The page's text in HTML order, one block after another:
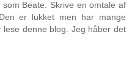
Beate. Skrive en omtale af
er lukket men har mange
denne blog. Jeg håber det